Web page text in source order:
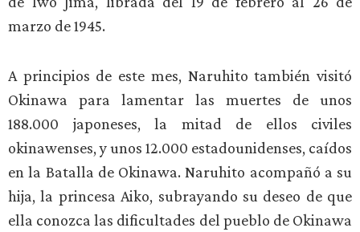
marzo de 1945.
A principios de este mes, Naruhito también visitó
Okinawa para lamentar las muertes de unos
188.000 japoneses, la mitad de ellos civiles
okinawenses, y unos 12.000 estadounidenses, caídos
en la Batalla de Okinawa. Naruhito acompañó a su
hija, la princesa Aiko, subrayando su deseo de que
ella conozca las dificultades del pueblo de Okinawa